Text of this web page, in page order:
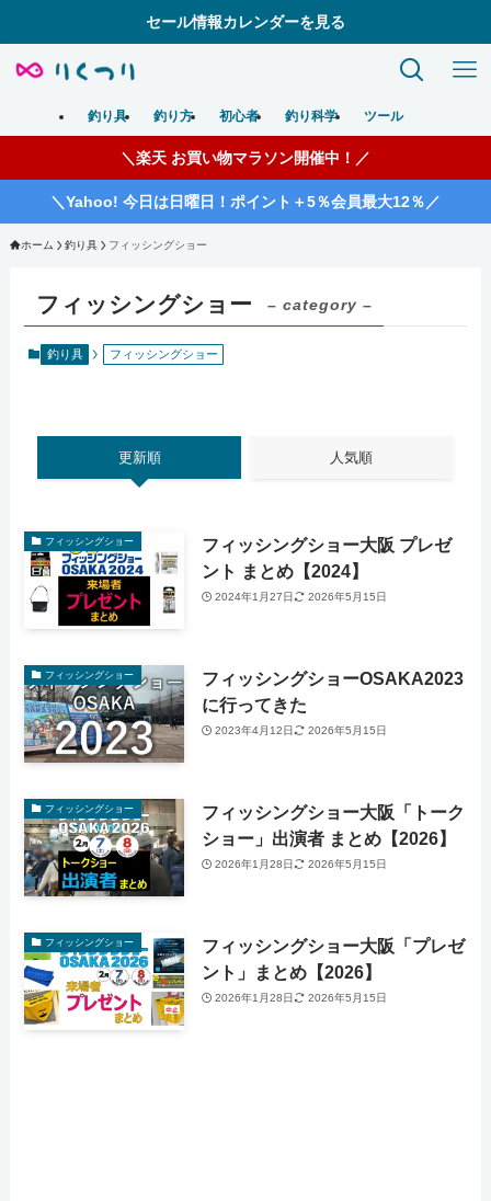
セール情報カレンダーを見る
釣り具 釣り方 初心者 釣り科学 ツール
＼楽天 お買い物マラソン開催中！／
＼Yahoo! 今日は日曜日！ポイント＋5％会員最大12％／
ホーム 釣り具 フィッシングショー
フィッシングショー – category –
釣り具 フィッシングショー
更新順 人気順
フィッシングショー
フィッシングショー大阪 プレゼ
ント まとめ【2024】
2024年1月27日 2026年5月15日
フィッシングショー
フィッシングショーOSAKA2023
に行ってきた
2023年4月12日 2026年5月15日
フィッシングショー
フィッシングショー大阪「トーク
ショー」出演者 まとめ【2026】
2026年1月28日 2026年5月15日
フィッシングショー
フィッシングショー大阪「プレゼ
ント」まとめ【2026】
2026年1月28日 2026年5月15日